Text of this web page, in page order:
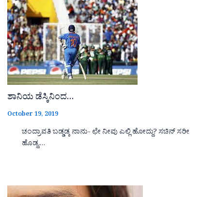
ಶಾನಿಯ ಡೆಸ್ಕಿನಿಂದ…
October 19, 2019
ಚಂದ್ರಾವತಿ ಬಡ್ಡಡ್ಕ ನಾನು- ಛೇ ನೀವು ಎಲ್ಲಿ ಹೋದ್ದು? ಸಚಿನ್ ಸರೀ
ಹೊಡ್ದ,…